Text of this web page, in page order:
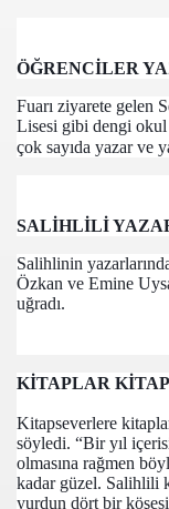
ÖĞRENCİLER
Fuarı ziyarete gelen
Lisesi gibi dengi
çok sayıda yazar ve
SALİHLİLİ
Salihlinin
Özkan ve Emine
uğradı.
KİTAPLAR
Kitapseverlere
söyledi. “Bir yıl
olmasına rağmen
kadar güzel. Salihlili
yurdun dört bir
... 2304-2494